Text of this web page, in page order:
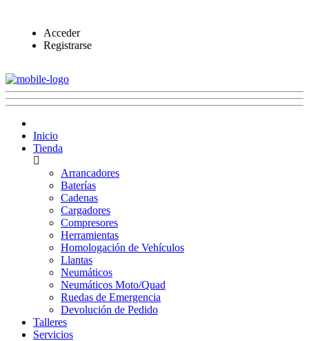
Acceder
Registrarse
Inicio
Tienda
Arrancadores
Baterías
Cadenas
Cargadores
Compresores
Herramientas
Homologación de Vehículos
Llantas
Neumáticos
Neumáticos Moto/Quad
Ruedas de Emergencia
Devolución de Pedido
Talleres
Servicios